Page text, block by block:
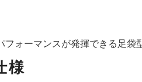
フォーマンスが発揮できる足袋
様